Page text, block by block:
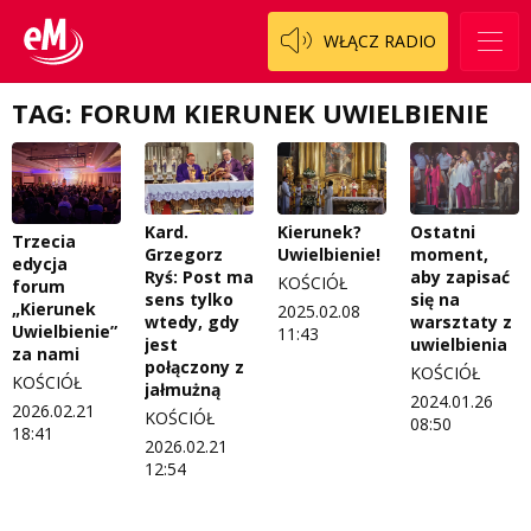
WŁĄCZ RADIO
Staszowski
Włoszczowski
Cały ten sport
Dzieciaki Cudaki
Fascynująca nauka
Historia na fali
Modna kultura
OdNowa
Pacjent, którego nie zapomnę
Pasjonaci
Piąta strona świata
Prawdę mówiąc
Koncert życzeń
Kontakt
O nas
Regulamin programu Patron
Zespół
Logo do pobrania
Regulamin konkursów
Regulamin przesyłania materiałów
Regulamin sklepu internetowego
TAG: FORUM KIERUNEK UWIELBIENIE
Trzecia
edycja
forum
„Kierunek
Uwielbienie”
za nami
KOŚCIÓŁ
2026.02.21
18:41
Kard.
Grzegorz
Ryś: Post ma
sens tylko
wtedy, gdy
jest
połączony z
jałmużną
KOŚCIÓŁ
2026.02.21
12:54
Kierunek?
Uwielbienie!
KOŚCIÓŁ
2025.02.08
11:43
Ostatni
moment,
aby zapisać
się na
warsztaty z
uwielbienia
KOŚCIÓŁ
2024.01.26
08:50